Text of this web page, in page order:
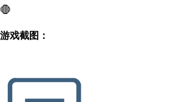
🛑
游戏截图：